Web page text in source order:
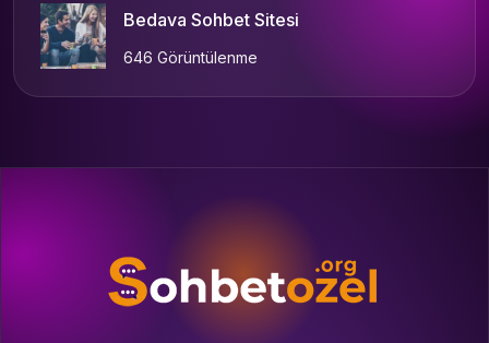
Bedava Sohbet Sitesi
646 Görüntülenme